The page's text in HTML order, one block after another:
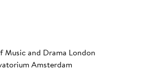
Music and Drama London
Amsterdam